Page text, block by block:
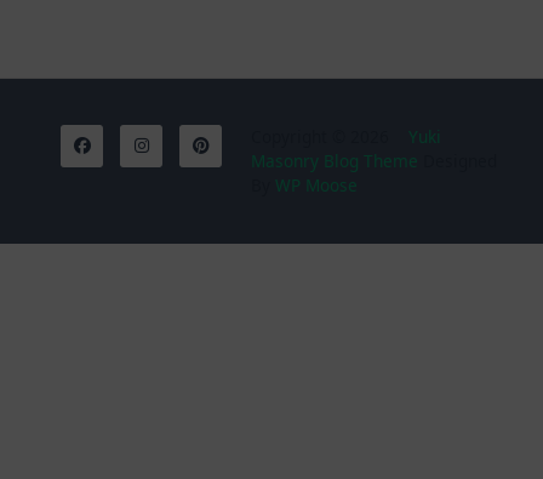
Yuki
Masonry Blog Theme
WP Moose